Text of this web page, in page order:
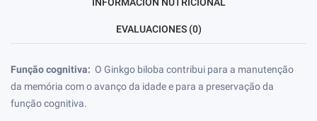
EVALUACIONES (0)
Função cognitiva: O Ginkgo biloba contribui para a manutenção
da memória com o avanço da idade e para a preservação da
função cognitiva.